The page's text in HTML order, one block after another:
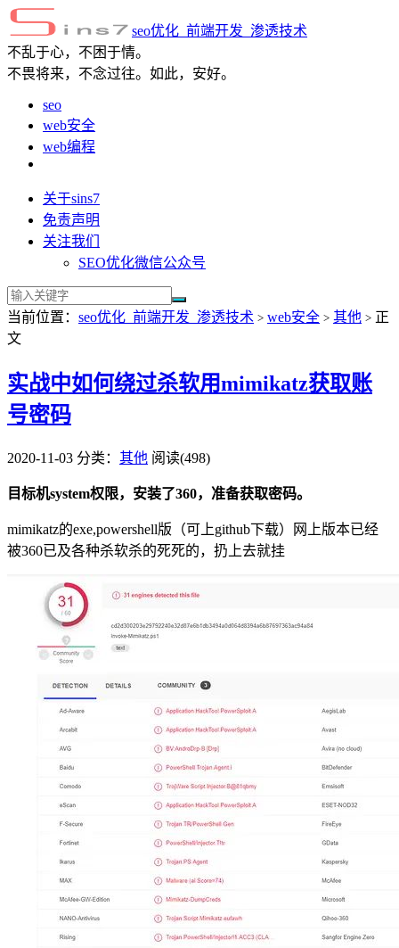
seo优化_前端开发_渗透技术
不乱于心，不困于情。
不畏将来，不念过往。如此，安好。
seo
web安全
web编程
关于sins7
免责声明
关注我们
SEO优化微信公众号
当前位置： seo优化_前端开发_渗透技术 > web安全 > 其他 > 正
文
实战中如何绕过杀软用mimikatz获取账
号密码
2020-11-03 分类： 其他 阅读(498)
目标机system权限，安装了360，准备获取密码。
mimikatz的exe,powershell版（可上github下载）网上版本已经
被360已及各种杀软杀的死死的，扔上去就挂